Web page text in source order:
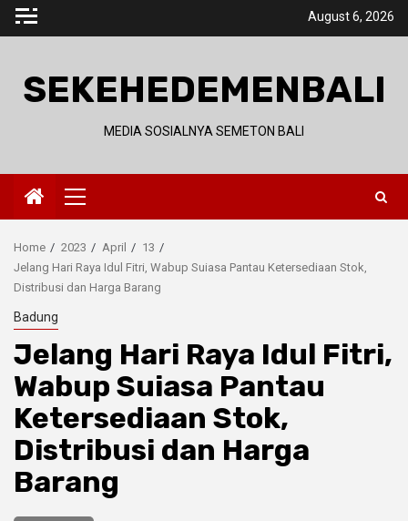
Skip
August 6, 2026
SEKEHEDEMENBALI
MEDIA SOSIALNYA SEMETON BALI
Primary
Menu
Home 2023 April
13
Jelang Hari Raya Idul Fitri, Wabup Suiasa Pantau Ketersediaan Stok,
Distribusi dan Harga Barang
Badung
Jelang Hari Raya Idul Fitri,
Wabup Suiasa Pantau
Ketersediaan Stok,
Distribusi dan Harga
Barang